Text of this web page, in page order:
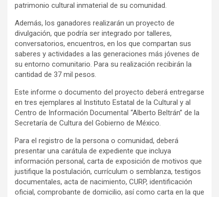
patrimonio cultural inmaterial de su comunidad.
Además, los ganadores realizarán un proyecto de
divulgación, que podría ser integrado por talleres,
conversatorios, encuentros, en los que compartan sus
saberes y actividades a las generaciones más jóvenes de
su entorno comunitario. Para su realización recibirán la
cantidad de 37 mil pesos.
Este informe o documento del proyecto deberá entregarse
en tres ejemplares al Instituto Estatal de la Cultural y al
Centro de Información Documental “Alberto Beltrán” de la
Secretaría de Cultura del Gobierno de México.
Para el registro de la persona o comunidad, deberá
presentar una carátula de expediente que incluya
información personal, carta de exposición de motivos que
justifique la postulación, currículum o semblanza, testigos
documentales, acta de nacimiento, CURP, identificación
oficial, comprobante de domicilio, así como carta en la que